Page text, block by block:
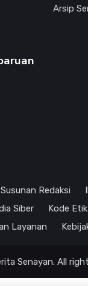
Arsip
Susunan Redaksi
Siber
Kode Etik
Layanan
Senayan. All